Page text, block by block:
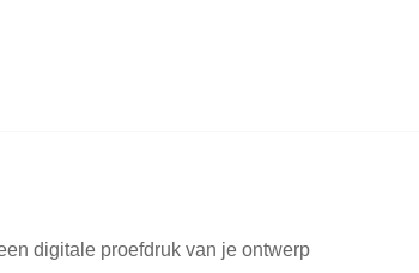
digitale proefdruk van je ontwerp